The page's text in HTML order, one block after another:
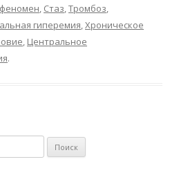
, Стаз,Тромбоз,
гиперемия,Хроническое
, Центральное
.